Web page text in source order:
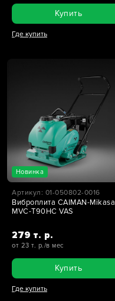
Купить
Где купить
Новинка
Артикул: 01-050802-0016
Виброплита CAIMAN-Mikasa
MVC-T90HC VAS
279 т. р.
от 23 т. р./в мес
Купить
Где купить